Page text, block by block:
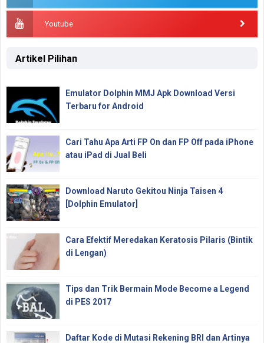
Youtube
Artikel Pilihan
Emulator Dolphin MMJ Apk Download Versi
Terbaru for Android
Cari Tahu Apa Arti FP On dan FP Off pada iPhone
atau iPad di Jual Beli
Download Naruto Gekitou Ninja Taisen 4
[Dolphin Emulator]
Cara Efektif Meredakan Keratosis Pilaris (Bintik
di Lengan)
Tips dan Trik Bermain Mode Become a Legend
di PES 2017
Daftar Kode di Mutasi Rekening BRI dan Artinya